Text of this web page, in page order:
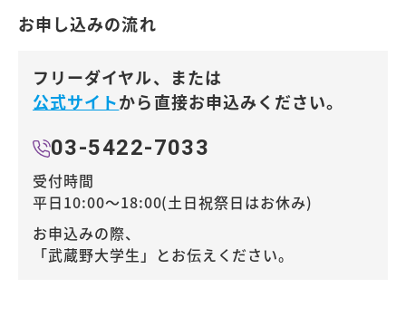
お申し込みの流れ
フリーダイヤル、または
公式サイトから直接お申込みください。
03-5422-7033
受付時間
平日10:00～18:00(土日祝祭日はお休み)
お申込みの際、
「武蔵野大学生」とお伝えください。